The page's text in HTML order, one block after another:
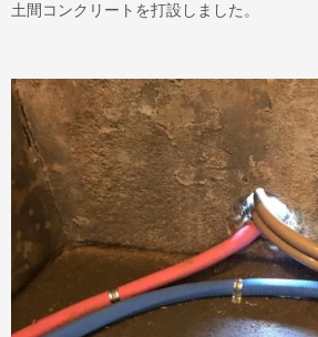
土間コンクリートを打設しました。